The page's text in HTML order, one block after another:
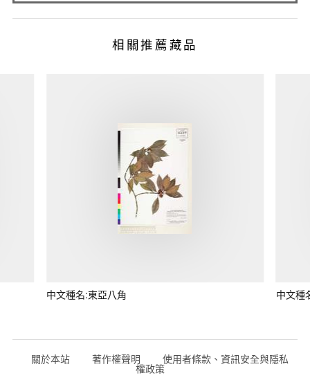
相關推薦藏品
中文種名:東亞八角 中文種
關於本站 著作權聲明 使用者條款、資訊安全與隱私
權政策